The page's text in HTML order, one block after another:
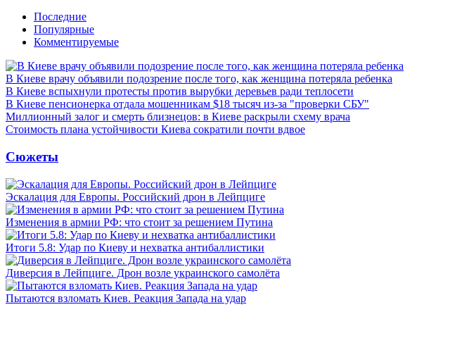
Последние
Популярные
Комментируемые
В Киеве врачу объявили подозрение после того, как женщина потеряла ребенка
В Киеве вспыхнули протесты против вырубки деревьев ради теплосети
В Киеве пенсионерка отдала мошенникам $18 тысяч из-за "проверки СБУ"
Миллионный залог и смерть близнецов: в Киеве раскрыли схему врача
Стоимость плана устойчивости Киева сократили почти вдвое
Сюжеты
Эскалация для Европы. Российский дрон в Лейпциге
Изменения в армии РФ: что стоит за решением Путина
Итоги 5.8: Удар по Киеву и нехватка антибаллистики
Диверсия в Лейпциге. Дрон возле украинского самолёта
Пытаются взломать Киев. Реакция Запада на удар